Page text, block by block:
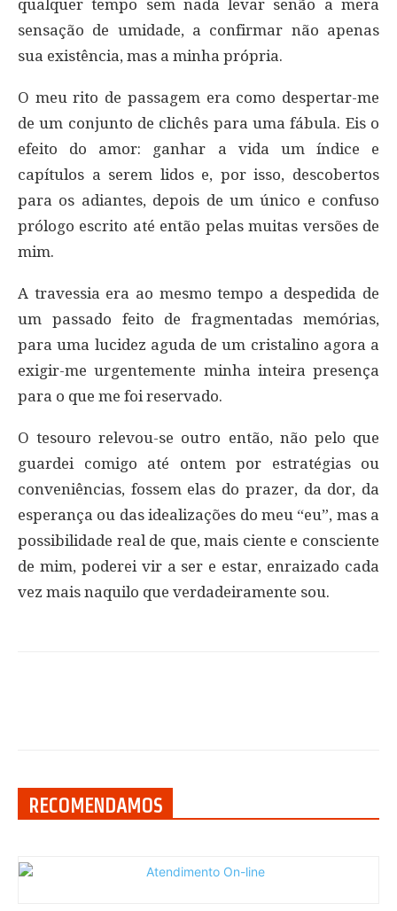
qualquer tempo sem nada levar senão a mera
sensação de umidade, a confirmar não apenas
sua existência, mas a minha própria.
O meu rito de passagem era como despertar-me
de um conjunto de clichês para uma fábula. Eis o
efeito do amor: ganhar a vida um índice e
capítulos a serem lidos e, por isso, descobertos
para os adiantes, depois de um único e confuso
prólogo escrito até então pelas muitas versões de
mim.
A travessia era ao mesmo tempo a despedida de
um passado feito de fragmentadas memórias,
para uma lucidez aguda de um cristalino agora a
exigir-me urgentemente minha inteira presença
para o que me foi reservado.
O tesouro relevou-se outro então, não pelo que
guardei comigo até ontem por estratégias ou
conveniências, fossem elas do prazer, da dor, da
esperança ou das idealizações do meu “eu”, mas a
possibilidade real de que, mais ciente e consciente
de mim, poderei vir a ser e estar, enraizado cada
vez mais naquilo que verdadeiramente sou.
RECOMENDAMOS